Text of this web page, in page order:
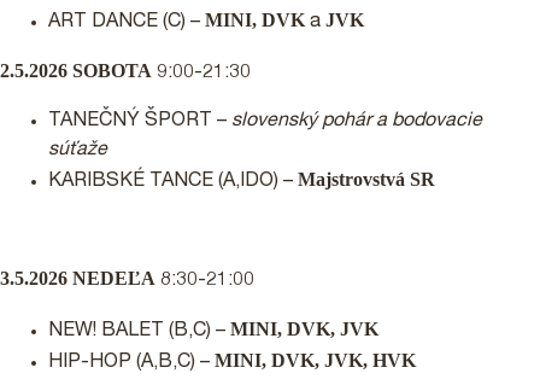
ART DANCE (C) – MINI, DVK a JVK
2.5.2026 SOBOTA 9:00-21:30
TANEČNÝ ŠPORT – slovenský pohár a bodovacie
súťaže
KARIBSKÉ TANCE (A,IDO) – Majstrovstvá SR
3.5.2026 NEDEĽA 8:30-21:00
NEW! BALET (B,C) – MINI, DVK, JVK
HIP-HOP (A,B,C) – MINI, DVK, JVK, HVK